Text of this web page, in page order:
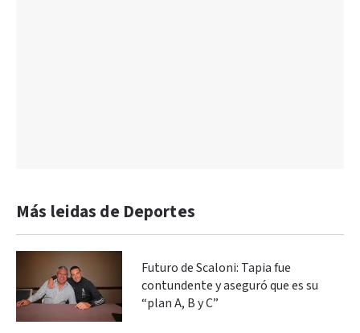
Más leidas de Deportes
Futuro de Scaloni: Tapia fue
contundente y aseguró que es su
“plan A, B y C”